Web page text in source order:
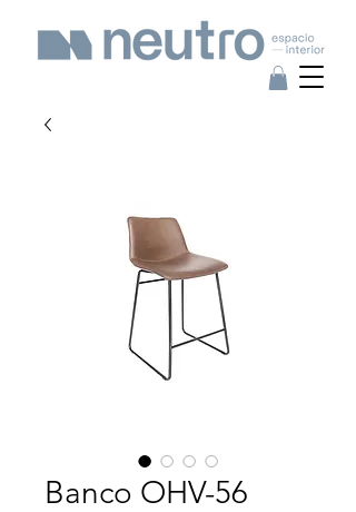
Banco OHV-56